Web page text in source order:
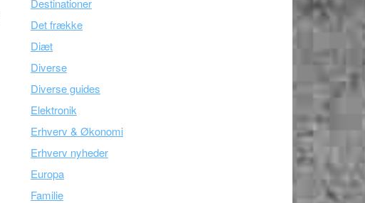
Destinationer
Det frække
Diæt
Diverse
Diverse guides
Elektronik
Erhverv & Økonomi
Erhverv nyheder
Europa
Familie